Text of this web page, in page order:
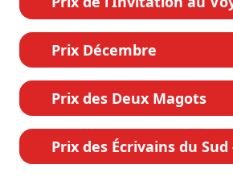
Prix Décembre
Prix des Deux Magots
Prix des Écrivains du Sud